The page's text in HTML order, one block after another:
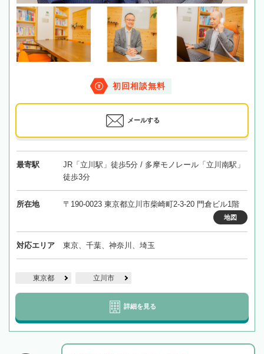
初回相談無料
メールする
最寄駅
JR「立川駅」徒歩5分 / 多摩モノレール「立川南駅」
徒歩3分
所在地 〒190-0023 東京都立川市柴崎町2-3-20 門倉ビル1階
地図
対応エリア 東京、千葉、神奈川、埼玉
東京都 立川市
詳細を見る